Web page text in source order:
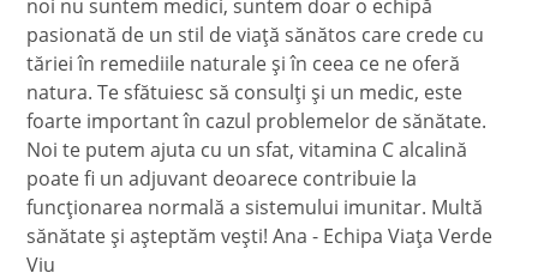
noi nu suntem medici, suntem doar o echipă
pasionată de un stil de viață sănătos care crede cu
tăriei în remediile naturale și în ceea ce ne oferă
natura. Te sfătuiesc să consulți și un medic, este
foarte important în cazul problemelor de sănătate.
Noi te putem ajuta cu un sfat, vitamina C alcalină
poate fi un adjuvant deoarece contribuie la
funcționarea normală a sistemului imunitar. Multă
sănătate și așteptăm vești! Ana - Echipa Viața Verde
Viu